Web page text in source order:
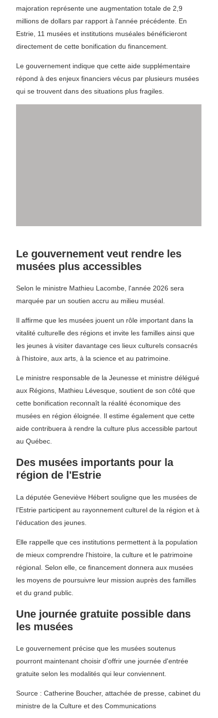
majoration représente une augmentation totale de 2,9
millions de dollars par rapport à l'année précédente. En
Estrie, 11 musées et institutions muséales bénéficieront
directement de cette bonification du financement.
Le gouvernement indique que cette aide supplémentaire
répond à des enjeux financiers vécus par plusieurs musées
qui se trouvent dans des situations plus fragiles.
Le gouvernement veut rendre les
musées plus accessibles
Selon le ministre Mathieu Lacombe, l'année 2026 sera
marquée par un soutien accru au milieu muséal.
Il affirme que les musées jouent un rôle important dans la
vitalité culturelle des régions et invite les familles ainsi que
les jeunes à visiter davantage ces lieux culturels consacrés
à l'histoire, aux arts, à la science et au patrimoine.
Le ministre responsable de la Jeunesse et ministre délégué
aux Régions, Mathieu Lévesque, soutient de son côté que
cette bonification reconnaît la réalité économique des
musées en région éloignée. Il estime également que cette
aide contribuera à rendre la culture plus accessible partout
au Québec.
Des musées importants pour la
région de l'Estrie
La députée Geneviève Hébert souligne que les musées de
l'Estrie participent au rayonnement culturel de la région et à
l'éducation des jeunes.
Elle rappelle que ces institutions permettent à la population
de mieux comprendre l'histoire, la culture et le patrimoine
régional. Selon elle, ce financement donnera aux musées
les moyens de poursuivre leur mission auprès des familles
et du grand public.
Une journée gratuite possible dans
les musées
Le gouvernement précise que les musées soutenus
pourront maintenant choisir d'offrir une journée d'entrée
gratuite selon les modalités qui leur conviennent.
Source : Catherine Boucher, attachée de presse, cabinet du
ministre de la Culture et des Communications